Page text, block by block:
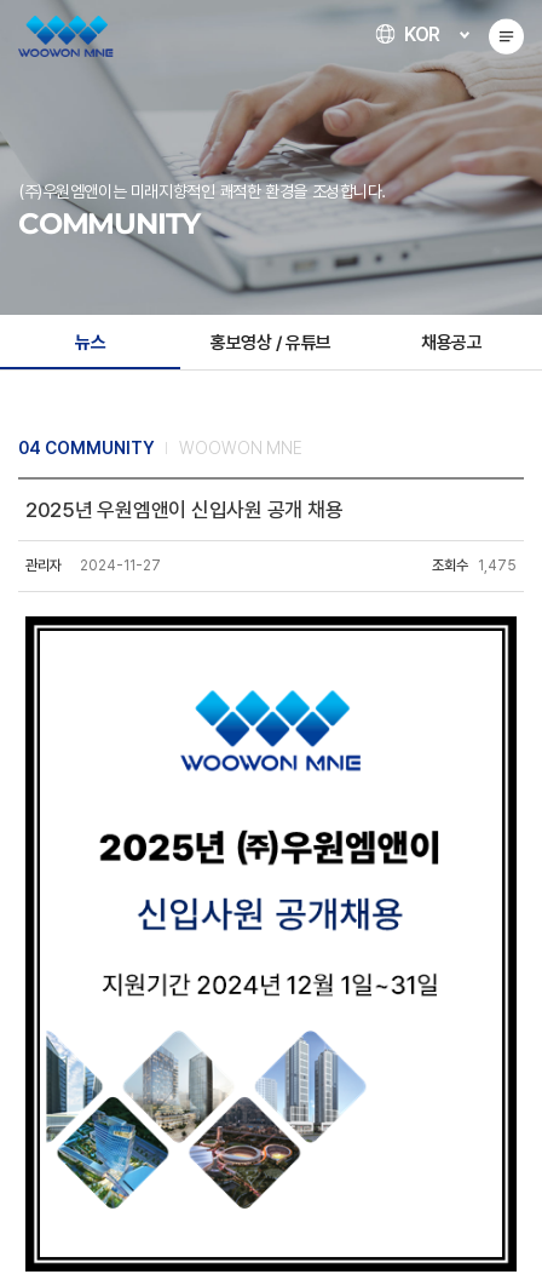
KOR
(주)우원엠앤이는 미래지향적인 쾌적한 환경을 조성합니다.
COMMUNITY
뉴스 홍보영상 / 유튜브 채용공고
04 COMMUNITY WOOWON MNE
2025년 우원엠앤이 신입사원 공개 채용
관리자 2024-11-27 조회수 1,475